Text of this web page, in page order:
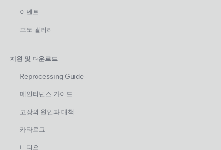
이벤트
포토 갤러리
지원 및 다운로드
Reprocessing Guide
메인터넌스 가이드
고장의 원인과 대책
카타로그
비디오